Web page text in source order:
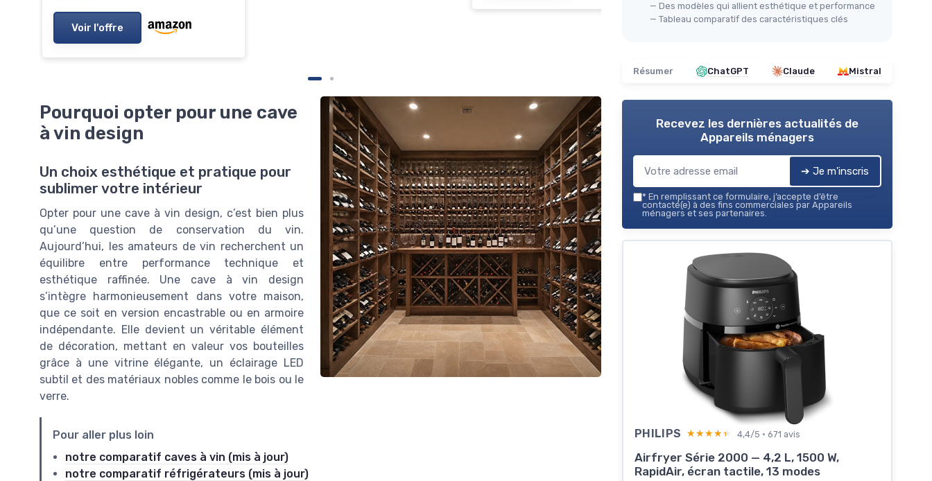
Voir l'offre
Pourquoi opter pour une cave
à vin design
Un choix esthétique et pratique pour
sublimer votre intérieur
Opter pour une cave à vin design, c’est bien plus
qu’une question de conservation du vin.
Aujourd’hui, les amateurs de vin recherchent un
équilibre entre performance technique et
esthétique raffinée. Une cave à vin design
s’intègre harmonieusement dans votre maison,
que ce soit en version encastrable ou en armoire
indépendante. Elle devient un véritable élément
de décoration, mettant en valeur vos bouteilles
grâce à une vitrine élégante, un éclairage LED
subtil et des matériaux nobles comme le bois ou le
verre.
Pour aller plus loin
notre comparatif caves à vin (mis à jour)
notre comparatif réfrigérateurs (mis à jour)
— Des modèles qui allient esthétique et performance
— Tableau comparatif des caractéristiques clés
Résumer ChatGPT Claude Mistral
Recevez les dernières actualités de
Appareils ménagers
➔ Je m'inscris
* En remplissant ce formulaire, j’accepte d’être
contacté(e) à des fins commerciales par Appareils
ménagers et ses partenaires.
PHILIPS ★★★★★
★★★★★ 4,4/5 · 671 avis
Airfryer Série 2000 — 4,2 L, 1500 W,
RapidAir, écran tactile, 13 modes